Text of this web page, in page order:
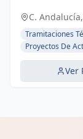
Reforma y
C.
Tramitaciones
Proyectos De
Ver